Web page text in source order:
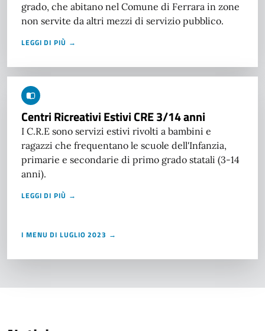
grado, che abitano nel Comune di Ferrara in zone
non servite da altri mezzi di servizio pubblico.
LEGGI DI PIÙ →
Centri Ricreativi Estivi CRE 3/14 anni
I C.R.E sono servizi estivi rivolti a bambini e
ragazzi che frequentano le scuole dell'Infanzia,
primarie e secondarie di primo grado statali (3-14
anni).
LEGGI DI PIÙ →
I MENU DI LUGLIO 2023 →